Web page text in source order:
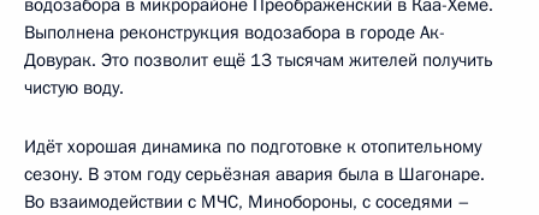
Выполнена реконструкция водозабора в городе Ак-
Довурак. Это позволит ещё 13 тысячам жителей получить
чистую воду.
Идёт хорошая динамика по подготовке к отопительному
сезону. В этом году серьёзная авария была в Шагонаре.
Во взаимодействии с МЧС, Минобороны, с соседями –